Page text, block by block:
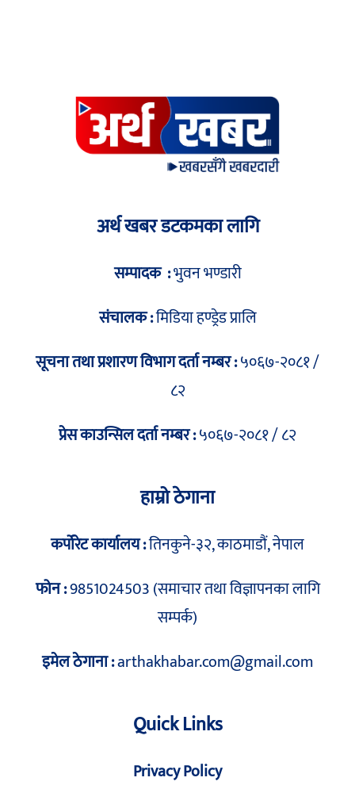
अर्थ खबर डटकमका लागि
सम्पादक :भुवन भण्डारी
संचालक :मिडिया हण्ड्रेड प्रालि
सूचना तथा प्रशारण विभाग दर्ता नम्बर :५०६७-२०८१ /
८२
प्रेस काउन्सिल दर्ता नम्बर :५०६७-२०८१ / ८२
हाम्रो ठेगाना
कर्पोरेट कार्यालय :तिनकुने-३२, काठमाडौं, नेपाल
फोन :9851024503 (समाचार तथा विज्ञापनका लागि
सम्पर्क)
इमेल ठेगाना :arthakhabar.com@gmail.com
Quick Links
Privacy Policy